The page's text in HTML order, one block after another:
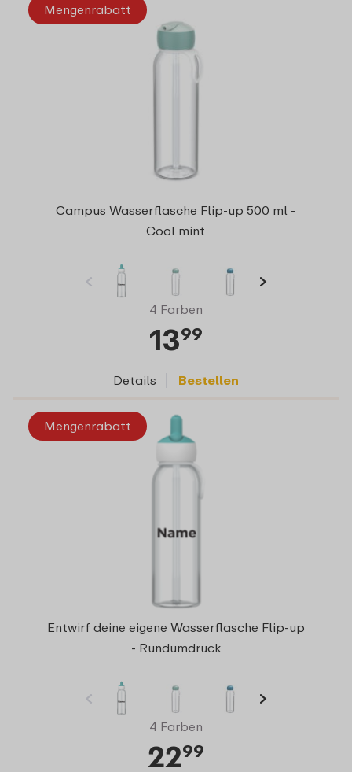
Mengenrabatt
Campus Wasserflasche Flip-up 500 ml -
Cool mint
4 Farben
1399
Details Bestellen
Mengenrabatt
Entwirf deine eigene Wasserflasche Flip-up
- Rundumdruck
4 Farben
2299